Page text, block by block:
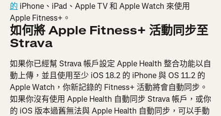
的 iPhone、iPad、Apple TV 和 Apple Watch 來使用
Apple Fitness+。
如何將 Apple Fitness+ 活動同步至
Strava
如果你已經幫 Strava 帳戶設定 Apple Health 整合功能以自
動上傳，並且使用至少 iOS 18.2 的 iPhone 與 OS 11.2 的
Apple Watch，你新記錄的 Fitness+ 活動將會自動同步。
如果你沒有使用 Apple Health 自動同步 Strava 帳戶，或你
的 iOS 版本過舊無法與 Apple Health 自動同步，可以手動